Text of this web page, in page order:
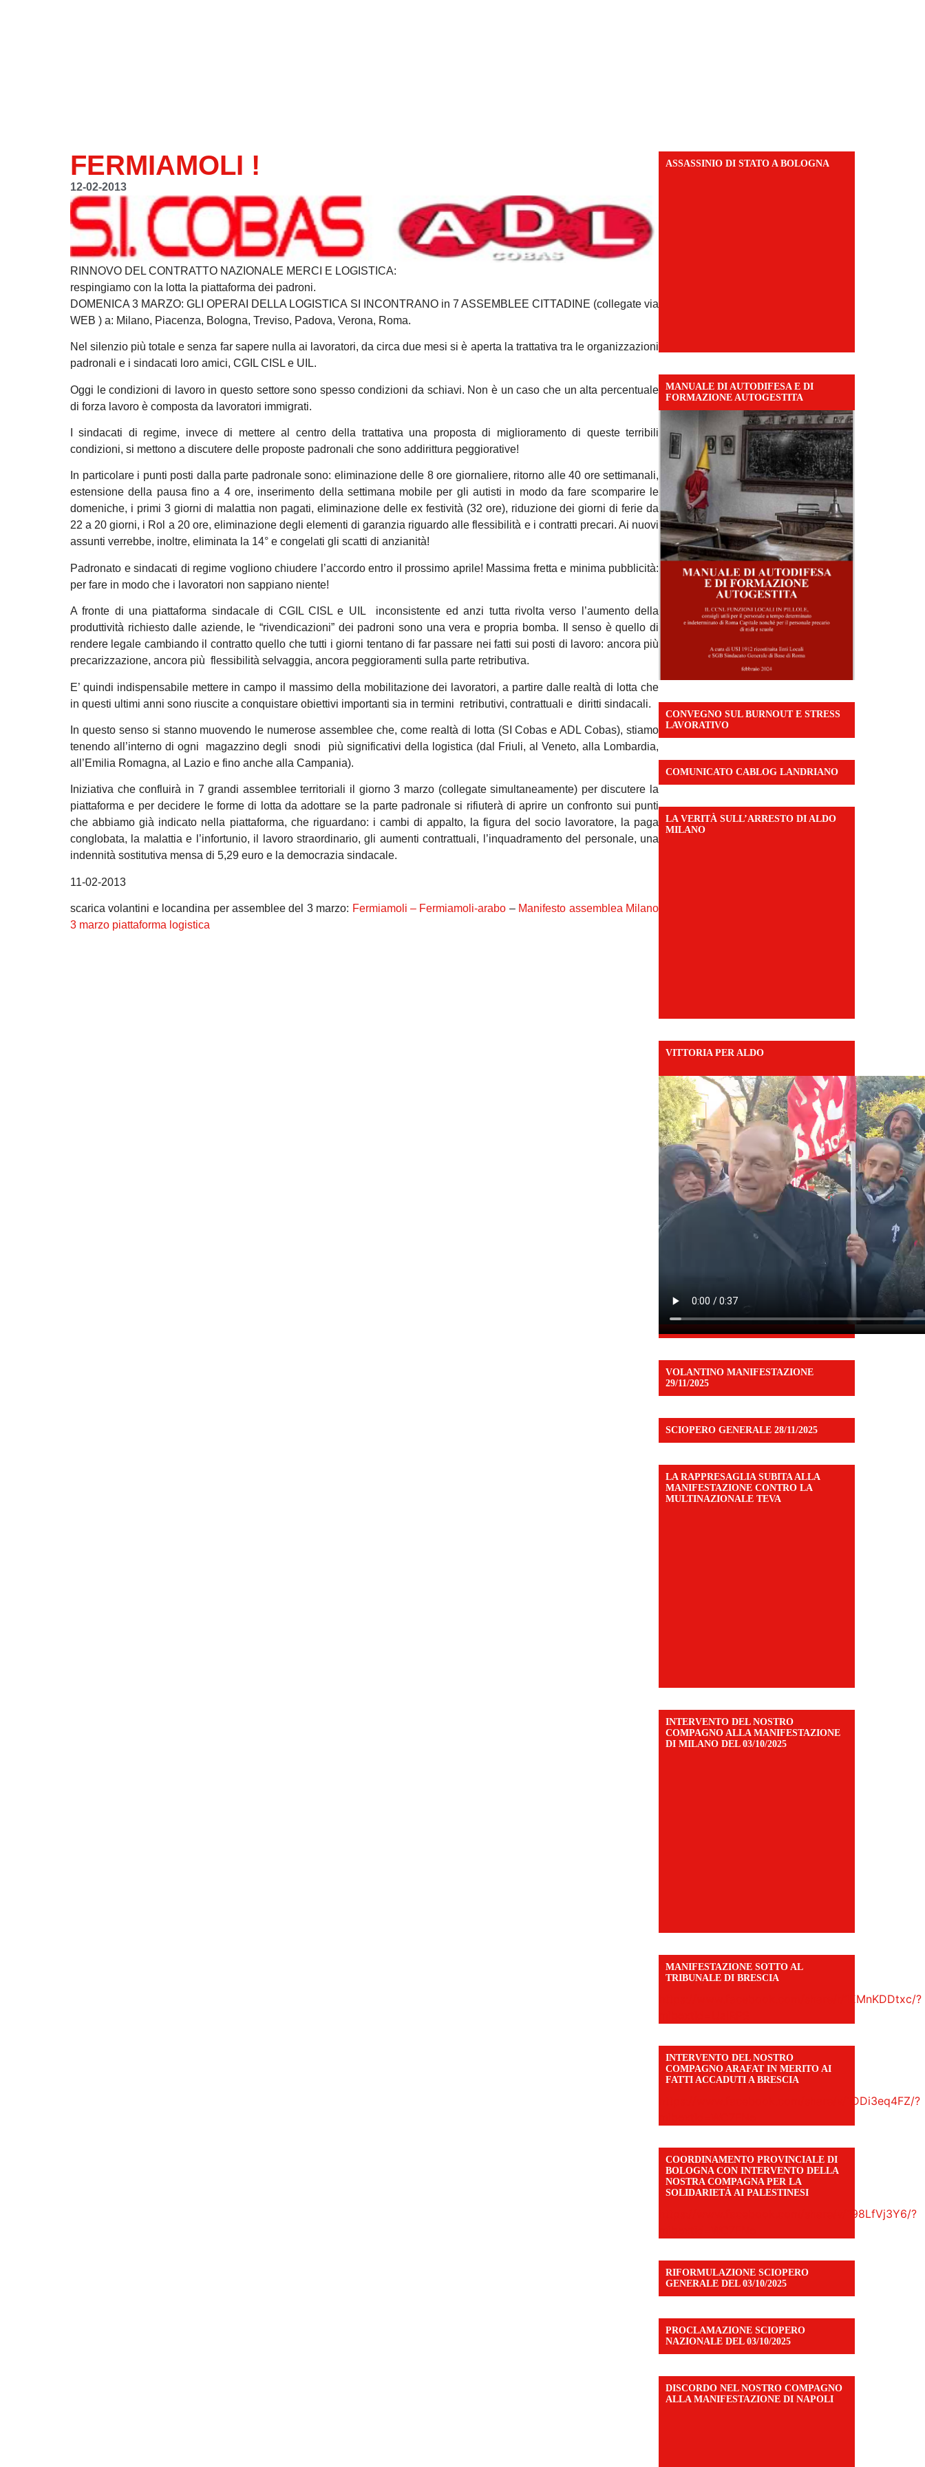
FERMIAMOLI !
12-02-2013
RINNOVO DEL CONTRATTO NAZIONALE MERCI E LOGISTICA:
respingiamo con la lotta la piattaforma dei padroni.
DOMENICA 3 MARZO: GLI OPERAI DELLA LOGISTICA SI INCONTRANO in 7 ASSEMBLEE CITTADINE (collegate via
WEB ) a: Milano, Piacenza, Bologna, Treviso, Padova, Verona, Roma.
Nel silenzio più totale e senza far sapere nulla ai lavoratori, da circa due mesi si è aperta la trattativa tra le organizzazioni
padronali e i sindacati loro amici, CGIL CISL e UIL.
Oggi le condizioni di lavoro in questo settore sono spesso condizioni da schiavi. Non è un caso che un alta percentuale
di forza lavoro è composta da lavoratori immigrati.
I sindacati di regime, invece di mettere al centro della trattativa una proposta di miglioramento di queste terribili
condizioni, si mettono a discutere delle proposte padronali che sono addirittura peggiorative!
In particolare i punti posti dalla parte padronale sono: eliminazione delle 8 ore giornaliere, ritorno alle 40 ore settimanali,
estensione della pausa fino a 4 ore, inserimento della settimana mobile per gli autisti in modo da fare scomparire le
domeniche, i primi 3 giorni di malattia non pagati, eliminazione delle ex festività (32 ore), riduzione dei giorni di ferie da
22 a 20 giorni, i Rol a 20 ore, eliminazione degli elementi di garanzia riguardo alle flessibilità e i contratti precari. Ai nuovi
assunti verrebbe, inoltre, eliminata la 14° e congelati gli scatti di anzianità!
Padronato e sindacati di regime vogliono chiudere l’accordo entro il prossimo aprile! Massima fretta e minima pubblicità:
per fare in modo che i lavoratori non sappiano niente!
A fronte di una piattaforma sindacale di CGIL CISL e UIL inconsistente ed anzi tutta rivolta verso l’aumento della
produttività richiesto dalle aziende, le “rivendicazioni” dei padroni sono una vera e propria bomba. Il senso è quello di
rendere legale cambiando il contratto quello che tutti i giorni tentano di far passare nei fatti sui posti di lavoro: ancora più
precarizzazione, ancora più flessibilità selvaggia, ancora peggioramenti sulla parte retributiva.
E’ quindi indispensabile mettere in campo il massimo della mobilitazione dei lavoratori, a partire dalle realtà di lotta che
in questi ultimi anni sono riuscite a conquistare obiettivi importanti sia in termini retributivi, contrattuali e diritti sindacali.
In questo senso si stanno muovendo le numerose assemblee che, come realtà di lotta (SI Cobas e ADL Cobas), stiamo
tenendo all’interno di ogni magazzino degli snodi più significativi della logistica (dal Friuli, al Veneto, alla Lombardia,
all’Emilia Romagna, al Lazio e fino anche alla Campania).
Iniziativa che confluirà in 7 grandi assemblee territoriali il giorno 3 marzo (collegate simultaneamente) per discutere la
piattaforma e per decidere le forme di lotta da adottare se la parte padronale si rifiuterà di aprire un confronto sui punti
che abbiamo già indicato nella piattaforma, che riguardano: i cambi di appalto, la figura del socio lavoratore, la paga
conglobata, la malattia e l’infortunio, il lavoro straordinario, gli aumenti contrattuali, l’inquadramento del personale, una
indennità sostitutiva mensa di 5,29 euro e la democrazia sindacale.
11-02-2013
scarica volantini e locandina per assemblee del 3 marzo: Fermiamoli – Fermiamoli-arabo – Manifesto assemblea Milano
3 marzo piattaforma logistica
ASSASSINIO DI STATO A BOLOGNA
MANUALE DI AUTODIFESA E DI
FORMAZIONE AUTOGESTITA
CONVEGNO SUL BURNOUT E STRESS
LAVORATIVO
COMUNICATO CABLOG LANDRIANO
LA VERITÀ SULL’ARRESTO DI ALDO
MILANO
VITTORIA PER ALDO
VOLANTINO MANIFESTAZIONE
29/11/2025
SCIOPERO GENERALE 28/11/2025
LA RAPPRESAGLIA SUBITA ALLA
MANIFESTAZIONE CONTRO LA
MULTINAZIONALE TEVA
INTERVENTO DEL NOSTRO
COMPAGNO ALLA MANIFESTAZIONE
DI MILANO DEL 03/10/2025
MANIFESTAZIONE SOTTO AL
TRIBUNALE DI BRESCIA
https://www.facebook.com/share/r/1EMnKDDtxc/?
INTERVENTO DEL NOSTRO
COMPAGNO ARAFAT IN MERITO AI
FATTI ACCADUTI A BRESCIA
https://www.facebook.com/share/v/1DDi3eq4FZ/?
COORDINAMENTO PROVINCIALE DI
BOLOGNA CON INTERVENTO DELLA
NOSTRA COMPAGNA PER LA
SOLIDARIETÀ AI PALESTINESI
https://www.facebook.com/share/v/198LfVj3Y6/?
RIFORMULAZIONE SCIOPERO
GENERALE DEL 03/10/2025
PROCLAMAZIONE SCIOPERO
NAZIONALE DEL 03/10/2025
DISCORDO NEL NOSTRO COMPAGNO
ALLA MANIFESTAZIONE DI NAPOLI